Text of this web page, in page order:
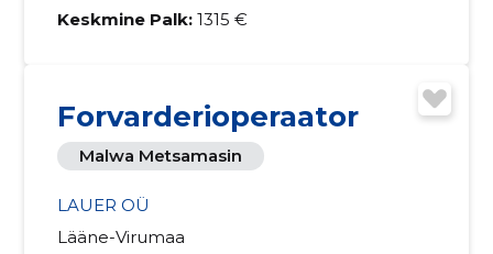
Keskmine Palk: 1315 €
Forvarderioperaator
Malwa Metsamasin
LAUER OÜ
Lääne-Virumaa